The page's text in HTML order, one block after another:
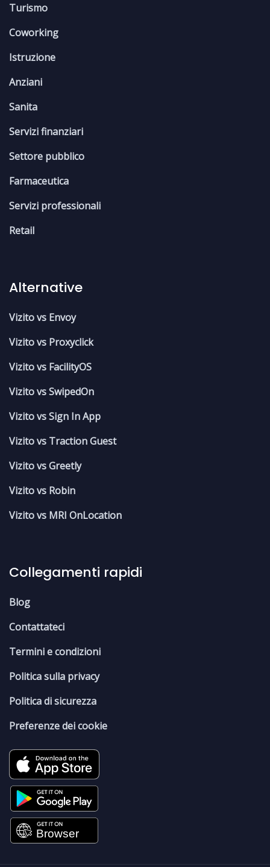
Turismo
Coworking
Istruzione
Anziani
Sanita
Servizi finanziari
Settore pubblico
Farmaceutica
Servizi professionali
Retail
Alternative
Vizito vs Envoy
Vizito vs Proxyclick
Vizito vs FacilityOS
Vizito vs SwipedOn
Vizito vs Sign In App
Vizito vs Traction Guest
Vizito vs Greetly
Vizito vs Robin
Vizito vs MRI OnLocation
Collegamenti rapidi
Blog
Contattateci
Termini e condizioni
Politica sulla privacy
Politica di sicurezza
Preferenze dei cookie